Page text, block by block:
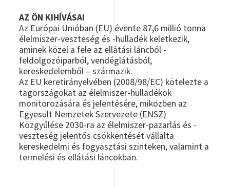
AZ ÖN KIHÍVÁSAI
Az Európai Unióban (EU) évente 87,6 millió tonna
élelmiszer-veszteség és -hulladék keletkezik,
aminek közel a fele az ellátási láncból -
feldolgozóiparból, vendéglátásból,
kereskedelemből – származik.
Az EU keretirányelvében (2008/98/EC) kötelezte a
tagországokat az élelmiszer-hulladékok
monitorozására és jelentésére, miközben az
Egyesült Nemzetek Szervezete (ENSZ)
Közgyűlése 2030-ra az élelmiszer-pazarlás és -
veszteség jelentős csökkentését vállalta
kereskedelmi és fogyasztási szinteken, valamint a
termelési és ellátási láncokban.